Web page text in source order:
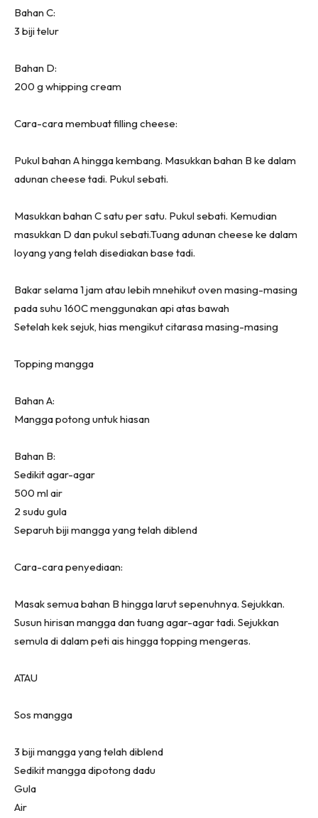
Bahan C:
3 biji telur
Bahan D:
200 g whipping cream
Cara-cara membuat filling cheese:
Pukul bahan A hingga kembang. Masukkan bahan B ke dalam
adunan cheese tadi. Pukul sebati.
Masukkan bahan C satu per satu. Pukul sebati. Kemudian
masukkan D dan pukul sebati.Tuang adunan cheese ke dalam
loyang yang telah disediakan base tadi.
Bakar selama 1 jam atau lebih mnehikut oven masing-masing
pada suhu 160C menggunakan api atas bawah
Setelah kek sejuk, hias mengikut citarasa masing-masing
Topping mangga
Bahan A:
Mangga potong untuk hiasan
Bahan B:
Sedikit agar-agar
500 ml air
2 sudu gula
Separuh biji mangga yang telah diblend
Cara-cara penyediaan:
Masak semua bahan B hingga larut sepenuhnya. Sejukkan.
Susun hirisan mangga dan tuang agar-agar tadi. Sejukkan
semula di dalam peti ais hingga topping mengeras.
ATAU
Sos mangga
3 biji mangga yang telah diblend
Sedikit mangga dipotong dadu
Gula
Air